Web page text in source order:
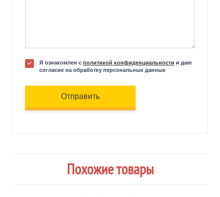
Я ознакомлен с политикой конфиденциальности и даю
согласие на обработку персональных данных
Отправить
Похожие товары